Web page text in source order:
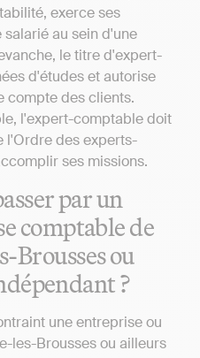
exerce ses
au sein d'une
le titre d'expert-
d'études et autorise
compte des clients.
l'expert-comptable doit
l'Ordre des experts-
ses missions.
par un
comptable de
Brousses ou
?
une entreprise ou
les-Brousses ou ailleurs